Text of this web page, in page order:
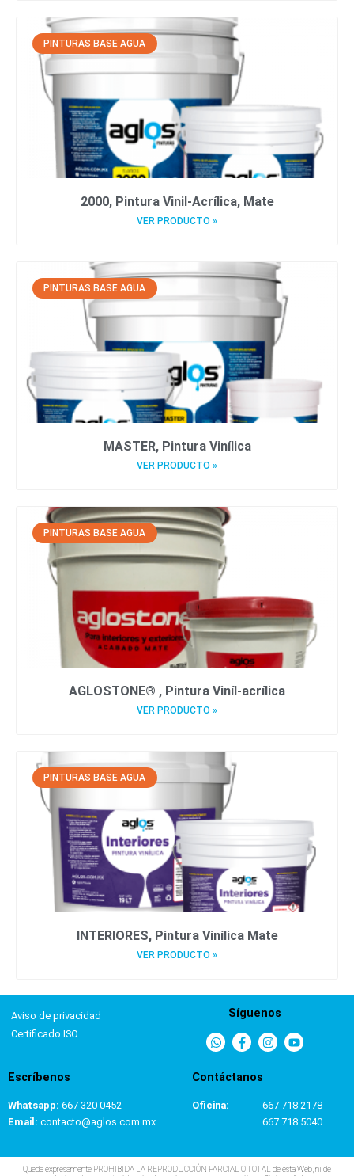
PINTURAS BASE AGUA
2000, Pintura Vinil-Acrílica, Mate
VER PRODUCTO »
PINTURAS BASE AGUA
MASTER, Pintura Vinílica
VER PRODUCTO »
PINTURAS BASE AGUA
AGLOSTONE® , Pintura Viníl-acrílica
VER PRODUCTO »
PINTURAS BASE AGUA
INTERIORES, Pintura Vinílica Mate
VER PRODUCTO »
Aviso de privacidad
Certificado ISO
Síguenos
Escríbenos
Whatsapp: 667 320 0452
Email: contacto@aglos.com.mx
Contáctanos
Oficina:
667 718 2178
667 718 5040
Queda expresamente PROHIBIDA LA REPRODUCCIÓN PARCIAL O TOTAL de esta Web, ni de